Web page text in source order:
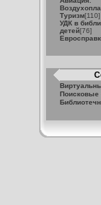
Туризм[110]
УДК в
детей[76]
Поисковые